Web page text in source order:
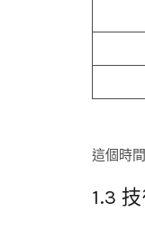
這個時
1.3